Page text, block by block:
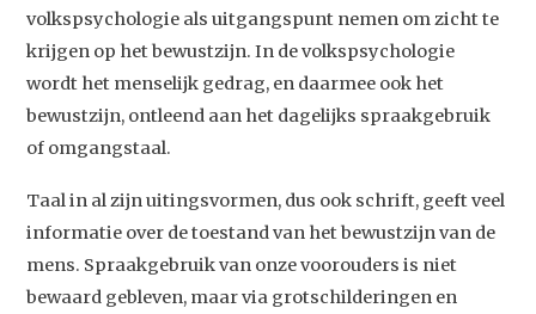
volkspsychologie als uitgangspunt nemen om zicht te
krijgen op het bewustzijn. In de volkspsychologie
wordt het menselijk gedrag, en daarmee ook het
bewustzijn, ontleend aan het dagelijks spraakgebruik
of omgangstaal.
Taal in al zijn uitingsvormen, dus ook schrift, geeft veel
informatie over de toestand van het bewustzijn van de
mens. Spraakgebruik van onze voorouders is niet
bewaard gebleven, maar via grotschilderingen en